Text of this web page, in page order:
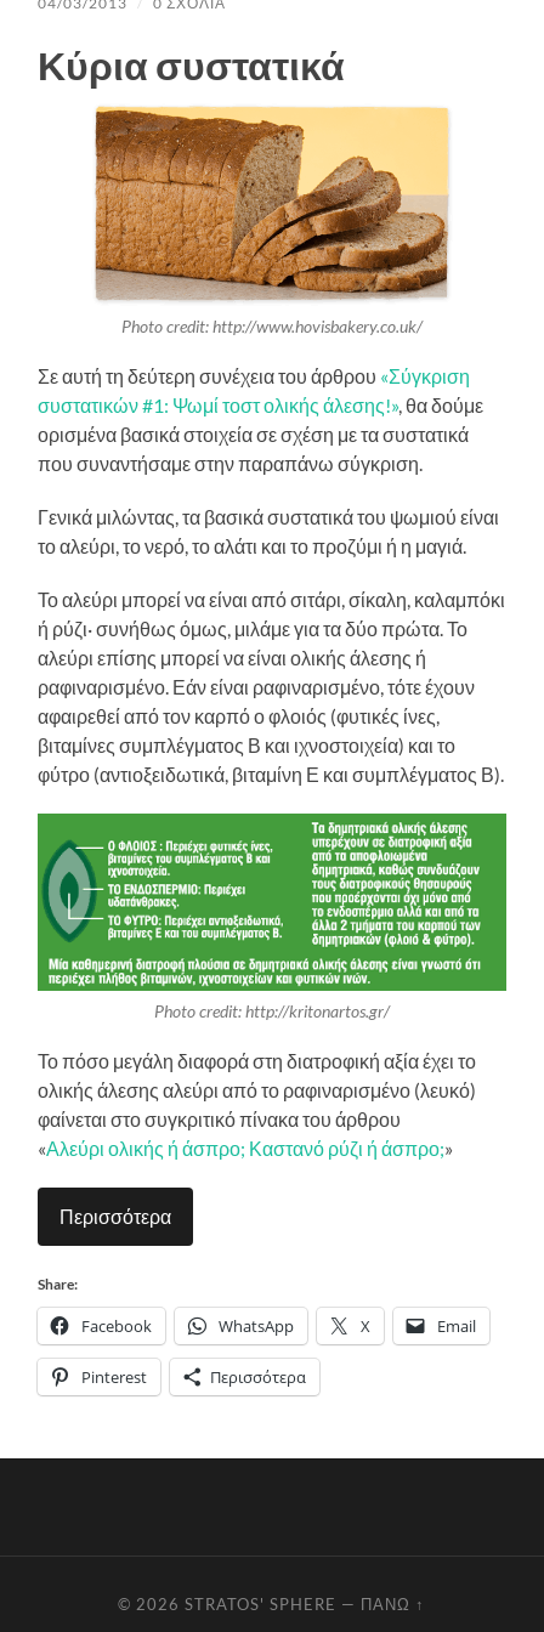
Κύρια συστατικά
Photo credit: http://www.hovisbakery.co.uk/
Σε αυτή τη δεύτερη συνέχεια του άρθρου «Σύγκριση
συστατικών #1: Ψωμί τοστ ολικής άλεσης!», θα δούμε
ορισμένα βασικά στοιχεία σε σχέση με τα συστατικά
που συναντήσαμε στην παραπάνω σύγκριση.
Γενικά μιλώντας, τα βασικά συστατικά του ψωμιού είναι
το αλεύρι, το νερό, το αλάτι και το προζύμι ή η μαγιά.
Το αλεύρι μπορεί να είναι από σιτάρι, σίκαλη, καλαμπόκι
ή ρύζι· συνήθως όμως, μιλάμε για τα δύο πρώτα. Το
αλεύρι επίσης μπορεί να είναι ολικής άλεσης ή
ραφιναρισμένο. Εάν είναι ραφιναρισμένο, τότε έχουν
αφαιρεθεί από τον καρπό ο φλοιός (φυτικές ίνες,
βιταμίνες συμπλέγματος Β και ιχνοστοιχεία) και το
φύτρο (αντιοξειδωτικά, βιταμίνη Ε και συμπλέγματος Β).
Photo credit: http://kritonartos.gr/
Το πόσο μεγάλη διαφορά στη διατροφική αξία έχει το
ολικής άλεσης αλεύρι από το ραφιναρισμένο (λευκό)
φαίνεται στο συγκριτικό πίνακα του άρθρου
«Αλεύρι ολικής ή άσπρο; Καστανό ρύζι ή άσπρο;»
Περισσότερα
Share:
Facebook WhatsApp X Email
Pinterest Περισσότερα
© 2026STRATOS' SPHERE — ΠΆΝΩ ↑